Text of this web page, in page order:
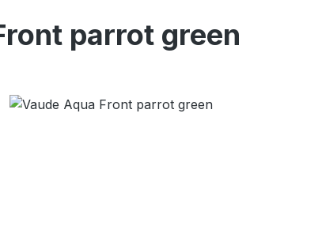
parrot green